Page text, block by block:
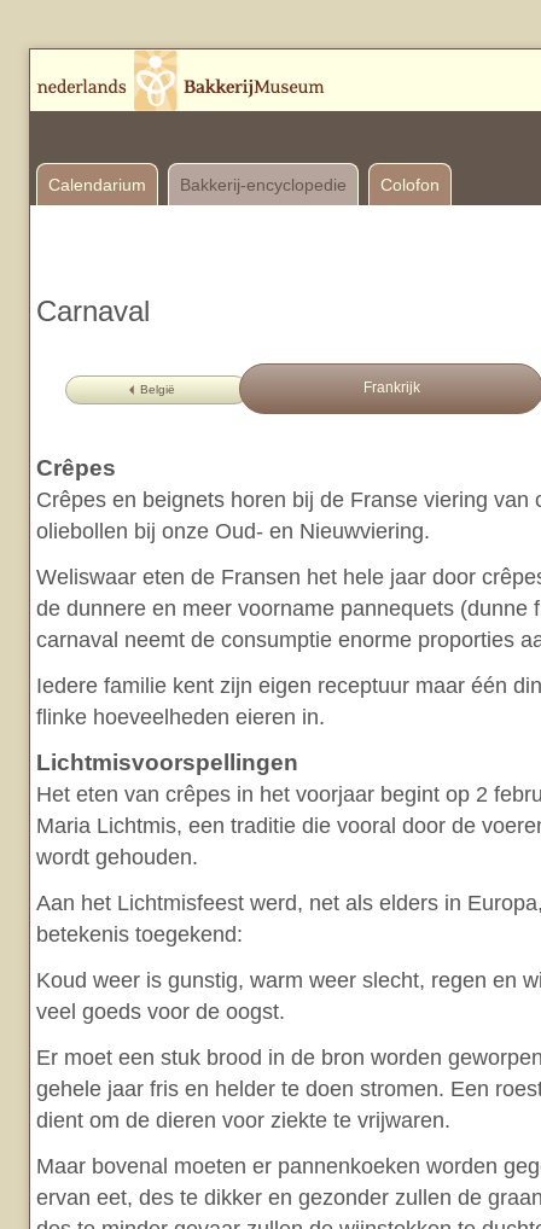
Calendarium Bakkerij-encyclopedie Colofon
Carnaval
België Frankrijk
Crêpes
Crêpes en beignets horen bij de Franse viering van
oliebollen bij onze Oud- en Nieuwviering.
Weliswaar eten de Fransen het hele jaar door
de dunnere en meer voorname pannequets (dunne
carnaval neemt de consumptie enorme proporties
Iedere familie kent zijn eigen receptuur maar één
flinke hoeveelheden eieren in.
Lichtmisvoorspellingen
Het eten van crêpes in het voorjaar begint op 2
Maria Lichtmis, een traditie die vooral door de
wordt gehouden.
Aan het Lichtmisfeest werd, net als elders in
betekenis toegekend:
Koud weer is gunstig, warm weer slecht, regen en
veel goeds voor de oogst.
Er moet een stuk brood in de bron worden
gehele jaar fris en helder te doen stromen. Een
dient om de dieren voor ziekte te vrijwaren.
Maar bovenal moeten er pannenkoeken worden
ervan eet, des te dikker en gezonder zullen de